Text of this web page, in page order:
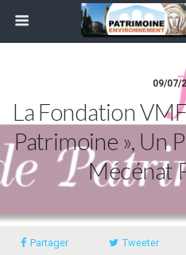
09/07/
La Fondation
Patrimoine », Un
Mécénat
Partager Tweeter